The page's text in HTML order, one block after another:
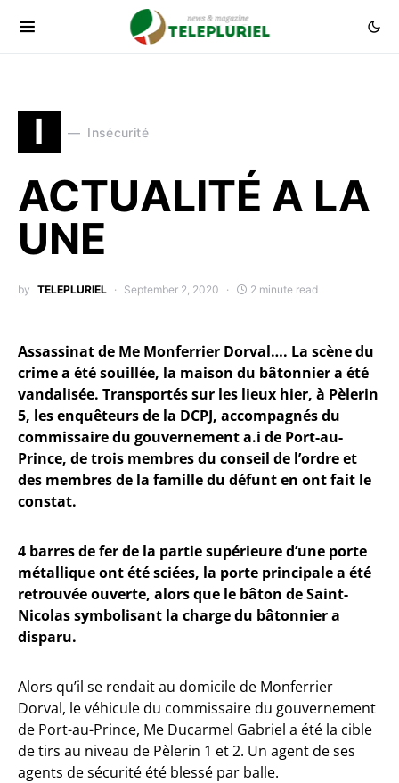
I Insécurité
ACTUALITÉ A LA
UNE
by TELEPLURIEL September 2, 2020 2 minute read
Assassinat de Me Monferrier Dorval…. La scène du
crime a été souillée, la maison du bâtonnier a été
vandalisée. Transportés sur les lieux hier, à Pèlerin
5, les enquêteurs de la DCPJ, accompagnés du
commissaire du gouvernement a.i de Port-au-
Prince, de trois membres du conseil de l’ordre et
des membres de la famille du défunt en ont fait le
constat.
4 barres de fer de la partie supérieure d’une porte
métallique ont été sciées, la porte principale a été
retrouvée ouverte, alors que le bâton de Saint-
Nicolas symbolisant la charge du bâtonnier a
disparu.
Alors qu’il se rendait au domicile de Monferrier
Dorval, le véhicule du commissaire du gouvernement
de Port-au-Prince, Me Ducarmel Gabriel a été la cible
de tirs au niveau de Pèlerin 1 et 2. Un agent de ses
agents de sécurité été blessé par balle.